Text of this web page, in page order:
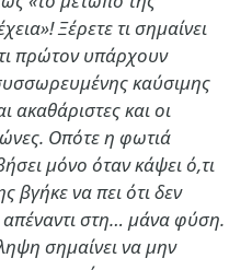
Ξέρετε τι σημαίνει
πρώτον υπάρχουν
καύσιμης
ακαθάριστες και οι
Οπότε η φωτιά
μόνο όταν κάψει ό,τι
βγήκε να πει ότι δεν
απέναντι στη… μάνα φύση.
σημαίνει να μην